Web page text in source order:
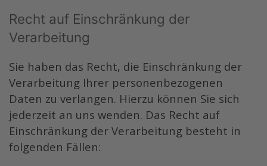
Recht auf Einschränkung der
Verarbeitung
Sie haben das Recht, die Einschränkung der
Verarbeitung Ihrer personenbezogenen
Daten zu verlangen. Hierzu können Sie sich
jederzeit an uns wenden. Das Recht auf
Einschränkung der Verarbeitung besteht in
folgenden Fällen: